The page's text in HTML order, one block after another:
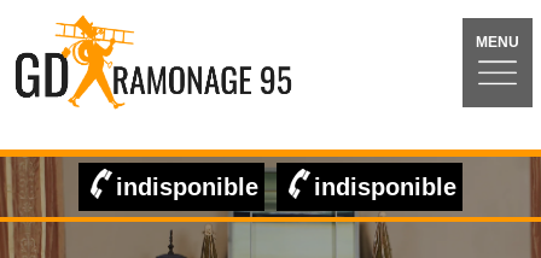
MENU
indisponible indisponible